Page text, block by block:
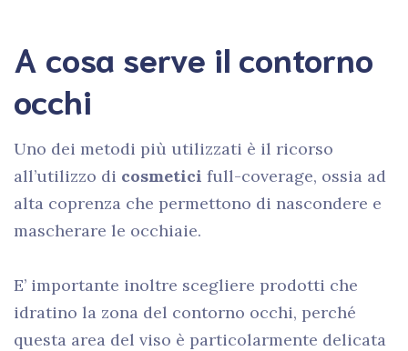
A cosa serve il contorno
occhi
Uno dei metodi più utilizzati è il ricorso
all’utilizzo di cosmetici full-coverage, ossia ad
alta coprenza che permettono di nascondere e
mascherare le occhiaie.
E’ importante inoltre scegliere prodotti che
idratino la zona del contorno occhi, perché
questa area del viso è particolarmente delicata